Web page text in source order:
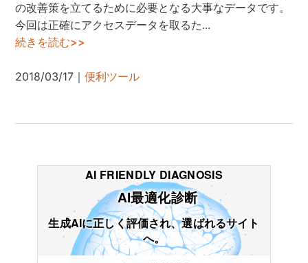
の改善策を立てるために必要となる大事なデータです。
今回は正確にアクセスデータを取るた...
続きを読む>>
2018/03/17｜便利ツール
AI FRIENDLY DIAGNOSIS
AI最適化診断
生成AIに正しく評価され、選ばれるサイト
へ。